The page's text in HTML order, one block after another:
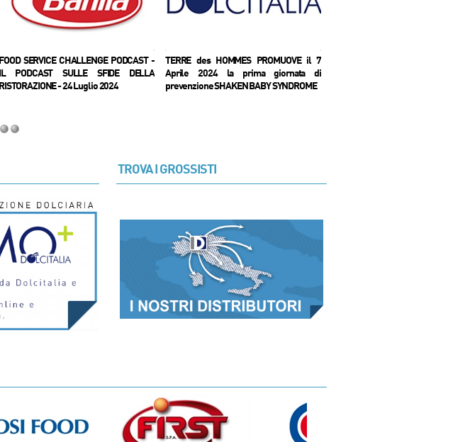
FOOD SERVICE CHALLENGE PODCAST -
IL PODCAST SULLE SFIDE DELLA
RISTORAZIONE - 24 Luglio 2024
TERRE des HOMMES PROMUOVE il 7
Aprile 2024 la prima giornata di
prevenzione SHAKEN BABY SYNDROME
TROVA I GROSSISTI